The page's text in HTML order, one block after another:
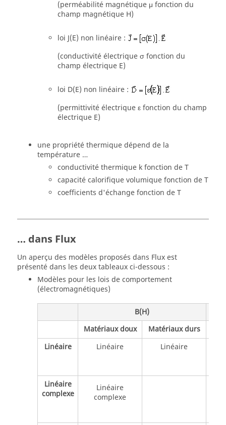
(perméabilité magnétique μ fonction du
champ magnétique H)
loi J(E) non linéaire :
(conductivité électrique σ fonction du
champ électrique E)
loi D(E) non linéaire :
(permittivité électrique ε fonction du champ
électrique E)
une propriété thermique dépend de la
température …
conductivité thermique k fonction de T
capacité calorifique volumique fonction de T
coefficients d'échange fonction de T
… dans Flux
Un aperçu des modèles proposés dans Flux est
présenté dans les deux tableaux ci-dessous :
Modèles pour les lois de comportement
(électromagnétiques)
B(H)
Matériaux doux
Matériaux durs
Linéaire
Linéaire Linéaire
Linéaire
complexe
Linéaire
complexe